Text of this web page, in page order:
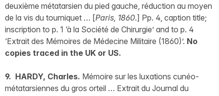
deuxième métatarsien du pied gauche, réduction au moyen
de la vis du tourniquet … [Paris, 1860.] Pp. 4, caption title;
inscription to p. 1 ‘à la Société de Chirurgie’ and to p. 4
‘Extrait des Mémoires de Médecine Militaire (1860)’. No
copies traced in the UK or US.
9. HARDY, Charles. Mémoire sur les luxations cunéo-
métatarsiennes du gros orteil … Extrait du Journal du